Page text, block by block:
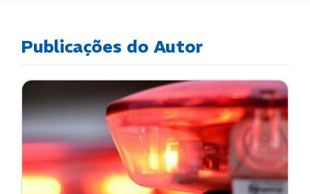
Publicações do Autor